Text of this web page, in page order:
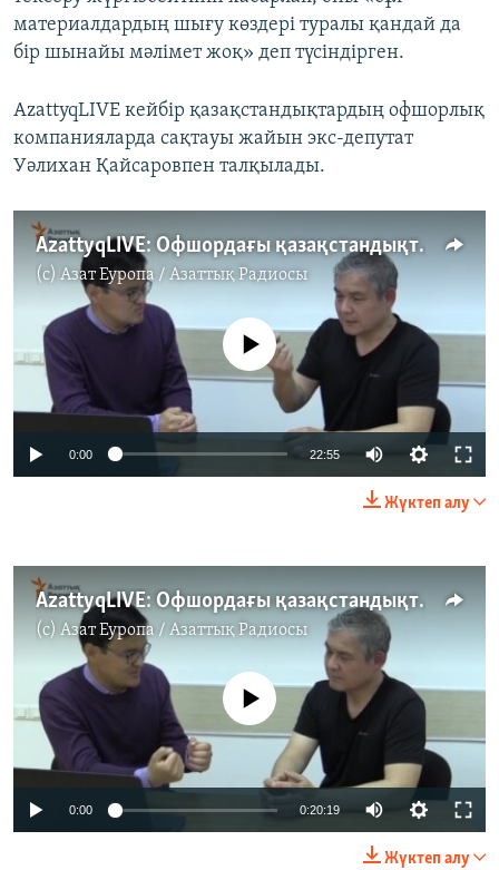
материалдардың шығу көздері туралы қандай да
бір шынайы мәлімет жоқ» деп түсіндірген.
AzattyqLIVE кейбір қазақстандықтардың офшорлық
компанияларда сақтауы жайын экс-депутат
Уәлихан Қайсаровпен талқылады.
AzattyqLIVE: Офшордағы қазақстандықтар (1-бөлім)
(c) Азат Еуропа / Азаттық Радиосы
No media source currently available
0:00 22:55
Жүктеп алу
AzattyqLIVE: Офшордағы қазақстандықтар (2-бөлім)
(c) Азат Еуропа / Азаттық Радиосы
No media source currently available
0:00 0:20:19
Жүктеп алу